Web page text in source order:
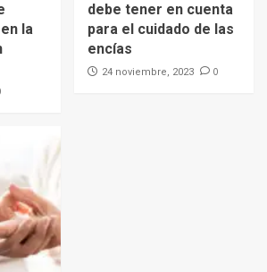
la
debe tener en cuenta
para el cuidado de las
encías
24 noviembre, 2023 0